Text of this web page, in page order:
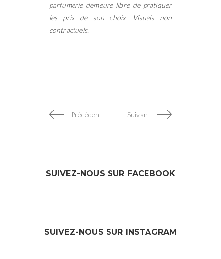
parfumerie demeure libre de pratiquer
les prix de son choix. Visuels non
contractuels.
Précédent Suivant
SUIVEZ-NOUS SUR FACEBOOK
SUIVEZ-NOUS SUR INSTAGRAM